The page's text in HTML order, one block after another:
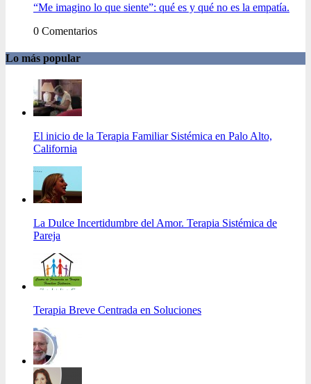
“Me imagino lo que siente”: qué es y qué no es la empatía.
0 Comentarios
Lo más popular
El inicio de la Terapia Familiar Sistémica en Palo Alto,
California
La Dulce Incertidumbre del Amor. Terapia Sistémica de
Pareja
Terapia Breve Centrada en Soluciones